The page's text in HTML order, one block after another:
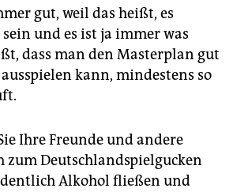
gut, weil das heißt, es
und es ist ja immer was
dass man den Masterplan gut
kann, mindestens so
Ihre Freunde und andere
zum Deutschlandspielgucken
Alkohol fließen und